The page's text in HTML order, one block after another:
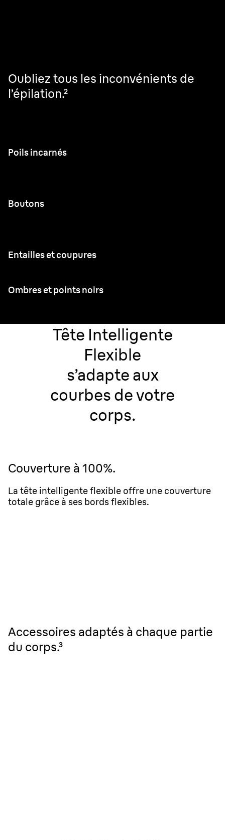
Oubliez tous les inconvénients de
l’épilation.²
Poils incarnés
Boutons
Entailles et coupures
Ombres et points noirs
Tête Intelligente
Flexible
s’adapte aux
courbes de votre
corps.
Couverture à 100%.
La tête intelligente flexible offre une couverture
totale grâce à ses bords flexibles.
Accessoires adaptés à chaque partie
du corps.³